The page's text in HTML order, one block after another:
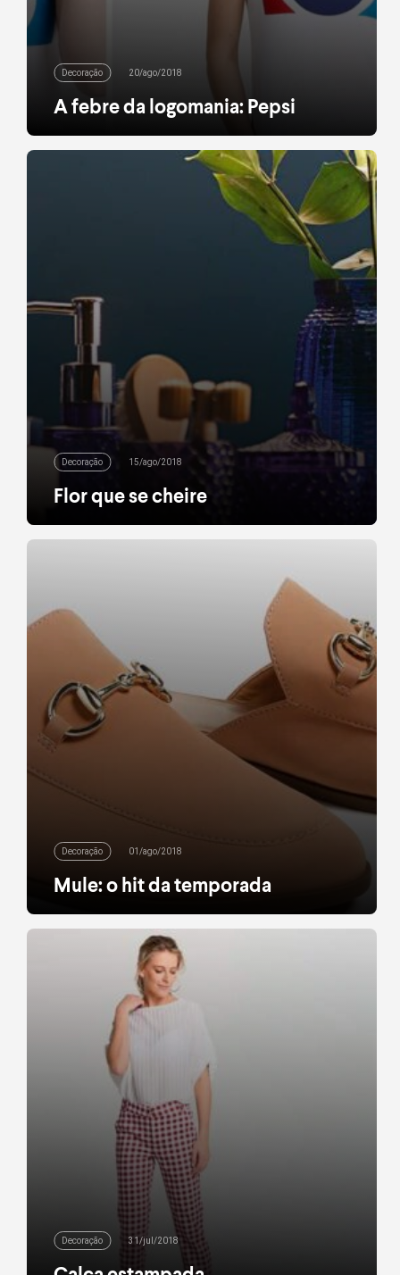
Decoração 20/ago/2018
A febre da logomania: Pepsi
Com a volta das tendências que bombaram de
1990 até 2000, uma delas – e das mais simples -,
fez um retorno tímido e com charme de sobra nas
ruas do globo: a logomania. Se antes as estampas
já eram importantes para quem é fã de bastante
informação na peça, quando esse motivo voltou a
Decoração 15/ago/2018
Flor que se cheire
O quarto, a sala, o banheiro e até a cozinha: não há
desculpa para não decorar os espaços de casa
imensa; e, claro, melhor ainda quando a beleza não
está apenas no arranjo, mas no suporte (ou vaso)
[…]
leia mais
Decoração 01/ago/2018
Mule: o hit da temporada
A mule, sapato com ares de scarpin e praticidade
de um chinelo, já deu as caras diversas vezes nas
araras do globo durante os últimos dois anos e
agora provou que é um modelo curinga para
qualquer estação. Seja ela em nobuck, de toque
acamurçado, em veludo ou básica: agora elas
voltaram e você pode […]
leia mais
Decoração 31/jul/2018